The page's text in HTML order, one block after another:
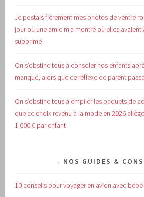
Je postais fièrement mes photos de ventre
jour où une amie m’a montré où elles avaient
supprimé
On s’obstine tous à consoler nos enfants
manqué, alors que ce réflexe de parent
On s’obstine tous à empiler les paquets de
que ce choix revenu à la mode en 2026
1 000 € par enfant
NOS GUIDES &
10 conseils pour voyager en avion avec bébé